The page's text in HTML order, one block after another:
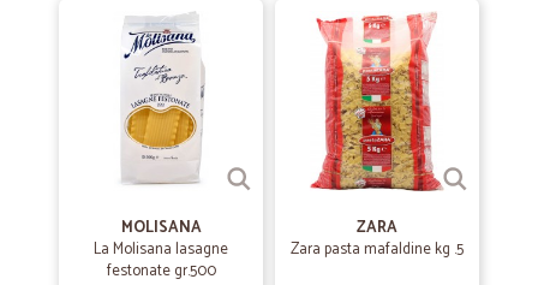
MOLISANA
La Molisana lasagne
festonate gr.500
ZARA
Zara pasta mafaldine kg .5